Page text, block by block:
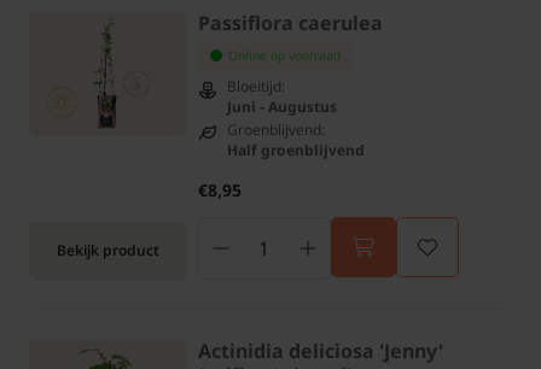
Bekijk product
Passiflora caerulea
Online op voorraad
Bloeitijd:
Juni - Augustus
Groenblijvend:
Half groenblijvend
€8,95
Actinidia deliciosa 'Jenny'